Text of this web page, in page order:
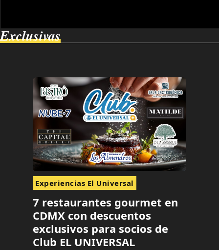
Exclusivas
Experiencias El Universal
7 restaurantes gourmet en
CDMX con descuentos
exclusivos para socios de
Club EL UNIVERSAL